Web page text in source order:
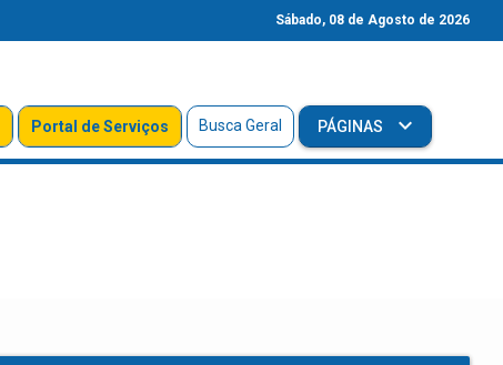
Sábado, 08 de Agosto de 2026
Portal de Serviços Busca Geral PÁGINAS